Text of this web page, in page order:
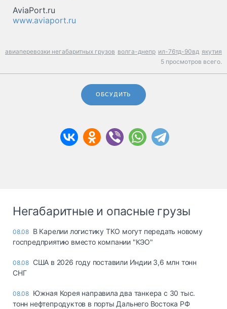
AviaPort.ru
www.aviaport.ru
авиаперевозки негабаритных грузов волга-днепр ил-76тд-90вд якутия
5 просмотров всего.
ОБСУДИТЬ
Негабаритные и опасные грузы
08.08 В Карелии логистику ТКО могут передать новому
госпредприятию вместо компании "КЭО"
08.08 США в 2026 году поставили Индии 3,6 млн тонн
СНГ
08.08 Южная Корея направила два танкера с 30 тыс.
тонн нефтепродуктов в порты Дальнего Востока РФ